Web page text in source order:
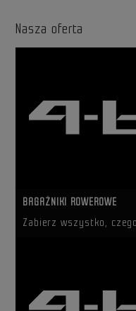
Nasza oferta
BAGAŻNIKI ROWEROWE
Zabierz wszystko,